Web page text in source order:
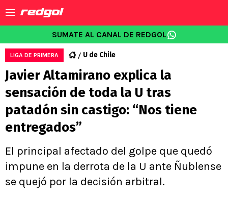
SUMATE AL CANAL DE REDGOL
LIGA DE PRIMERA U de Chile
Javier Altamirano explica la
sensación de toda la U tras
patadón sin castigo: “Nos tiene
entregados”
El principal afectado del golpe que quedó
impune en la derrota de la U ante Ñublense
se quejó por la decisión arbitral.